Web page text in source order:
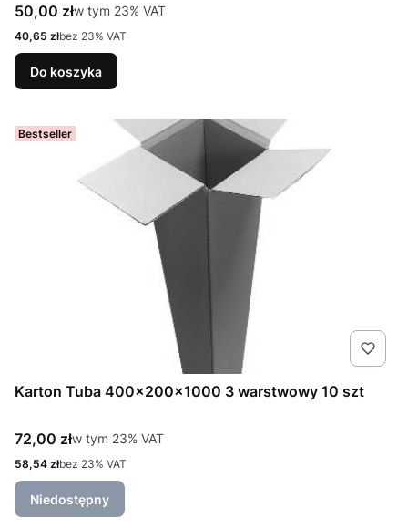
Cena brutto
50,00 złw tym %s VAT
w tym 23% VAT
Cena netto
40,65 złbez 23% VAT
Do koszyka
Bestseller
Karton Tuba 400x200x1000 3 warstwowy 10 szt
Cena brutto
72,00 złw tym %s VAT
w tym 23% VAT
Cena netto
58,54 złbez 23% VAT
Niedostępny